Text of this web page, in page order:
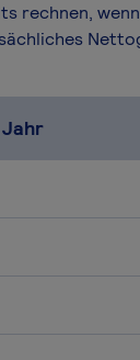
rechnen,